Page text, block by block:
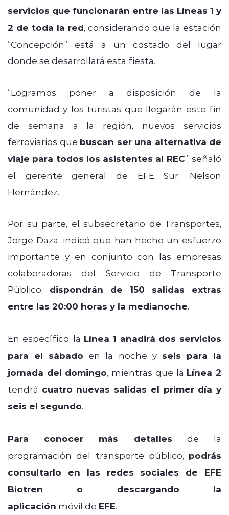
servicios que funcionarán entre las Líneas 1 y
2 de toda la red, considerando que la estación
“Concepción” está a un costado del lugar
donde se desarrollará esta fiesta.
“Logramos poner a disposición de la
comunidad y los turistas que llegarán este fin
de semana a la región, nuevos servicios
ferroviarios que buscan ser una alternativa de
viaje para todos los asistentes al REC”, señaló
el gerente general de EFE Sur, Nelson
Hernández.
Por su parte, el subsecretario de Transportes,
Jorge Daza, indicó que han hecho un esfuerzo
importante y en conjunto con las empresas
colaboradoras del Servicio de Transporte
Público, dispondrán de 150 salidas extras
entre las 20:00 horas y la medianoche.
En específico, la Línea 1 añadirá dos servicios
para el sábado en la noche y seis para la
jornada del domingo, mientras que la Línea 2
tendrá cuatro nuevas salidas el primer día y
seis el segundo.
Para conocer más detalles de la
programación del transporte público, podrás
consultarlo en las redes sociales de EFE
Biotren o descargando la
aplicación móvil de EFE.